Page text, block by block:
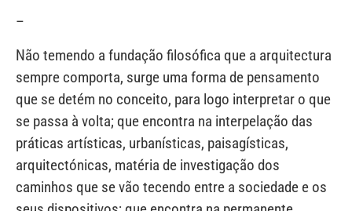
–
Não temendo a fundação filosófica que a arquitectura
sempre comporta, surge uma forma de pensamento
que se detém no conceito, para logo interpretar o que
se passa à volta; que encontra na interpelação das
práticas artísticas, urbanísticas, paisagísticas,
arquitectónicas, matéria de investigação dos
caminhos que se vão tecendo entre a sociedade e os